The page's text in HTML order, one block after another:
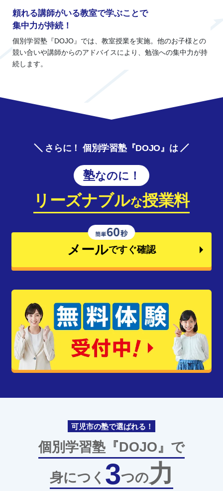
頼れる講師がいる教室で学ぶことで
集中力が持続！
個別学習塾『DOJO』では、教室授業を実施。他のお子様との
競い合いや講師からのアドバイスにより、勉強への集中力が持
続します。
さらに！ 個別学習塾『DOJO』は
塾なのに！
リーズナブルな授業料
メールですぐ確認
可児市の塾で選ばれる！
個別学習塾『DOJO』で
身につく 3つの力